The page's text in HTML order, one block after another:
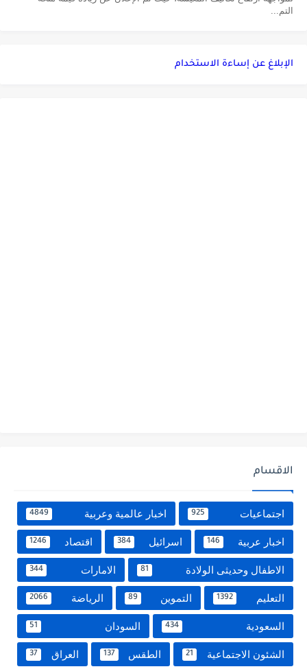
التم...
الإبلاغ عن إساءة الاستخدام
الاقسام
اجتماعيات 925 اخبار عالمية وعربية 4849
اخبار عربية 146 اسرائيل 384 اقتصاد 1246
الاطفال وحديثى الولادة 81 الامارات 344
التعليم 1392 التموين 89 الرياضة 2066
السعودية 434 السودان 51
الشئون الاجتماعية 21 الطقس 137 العراق 37